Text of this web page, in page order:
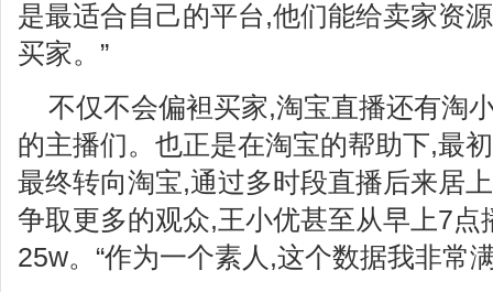
是最适合自己的平台,他们能给卖家资
买家。”
不仅不会偏袒买家,淘宝直播还有淘
的主播们。也正是在淘宝的帮助下,最
最终转向淘宝,通过多时段直播后来居
争取更多的观众,王小优甚至从早上7点
25w。“作为一个素人,这个数据我非常